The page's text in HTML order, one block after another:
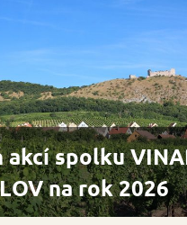
akcí spolku
na rok 2026